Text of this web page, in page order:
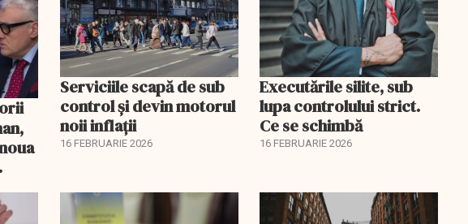
Serviciile scapă de sub
control și devin motorul
noii inflații
16 FEBRUARIE 2026
Executările silite, sub
lupa controlului strict.
Ce se schimbă
16 FEBRUARIE 2026